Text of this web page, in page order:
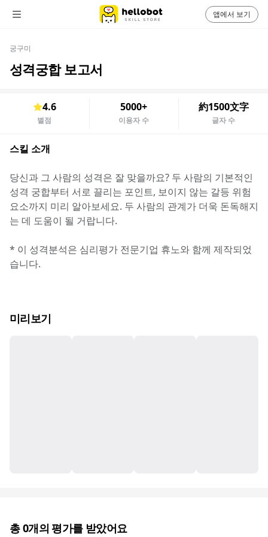
궁구미
성격궁합 보고서
4.6
별점
5000+
이용자 수
約1500文字
글자 수
스킬 소개
당신과 그 사람의 성격은 잘 맞을까요? 두 사람의 기본적인
성격 궁합부터 서로 끌리는 포인트, 보이지 않는 갈등 위험
요소까지 미리 알아보세요. 두 사람의 관계가 더욱 돈독해지
는 데 도움이 될 거랍니다.
* 이 성격분석은 심리평가 전문기업 휴노와 함께 제작되었
습니다.
미리보기
총0개의 평가를 받았어요
앱에서 보기